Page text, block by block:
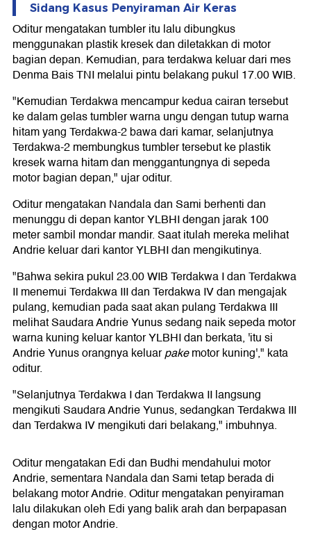
Sidang Kasus Penyiraman Air Keras
Oditur mengatakan tumbler itu lalu dibungkus
menggunakan plastik kresek dan diletakkan di motor
bagian depan. Kemudian, para terdakwa keluar dari mes
Denma Bais TNI melalui pintu belakang pukul 17.00 WIB.
"Kemudian Terdakwa mencampur kedua cairan tersebut
ke dalam gelas tumbler warna ungu dengan tutup warna
hitam yang Terdakwa-2 bawa dari kamar, selanjutnya
Terdakwa-2 membungkus tumbler tersebut ke plastik
kresek warna hitam dan menggantungnya di sepeda
motor bagian depan," ujar oditur.
Oditur mengatakan Nandala dan Sami berhenti dan
menunggu di depan kantor YLBHI dengan jarak 100
meter sambil mondar mandir. Saat itulah mereka melihat
Andrie keluar dari kantor YLBHI dan mengikutinya.
"Bahwa sekira pukul 23.00 WIB Terdakwa I dan Terdakwa
II menemui Terdakwa III dan Terdakwa IV dan mengajak
pulang, kemudian pada saat akan pulang Terdakwa III
melihat Saudara Andrie Yunus sedang naik sepeda motor
warna kuning keluar kantor YLBHI dan berkata, 'itu si
Andrie Yunus orangnya keluarpakemotor kuning'," kata
oditur.
"Selanjutnya Terdakwa I dan Terdakwa II langsung
mengikuti Saudara Andrie Yunus, sedangkan Terdakwa III
dan Terdakwa IV mengikuti dari belakang," imbuhnya.
Oditur mengatakan Edi dan Budhi mendahului motor
Andrie, sementara Nandala dan Sami tetap berada di
belakang motor Andrie. Oditur mengatakan penyiraman
lalu dilakukan oleh Edi yang balik arah dan berpapasan
dengan motor Andrie.